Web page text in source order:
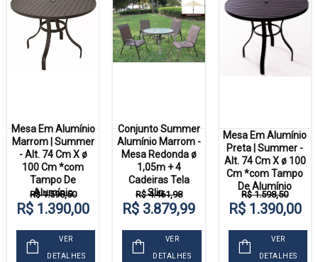
Mesa Em Alumínio
Marrom | Summer
- Alt. 74 Cm X ø
100 Cm *com
Tampo De
Alumínio
R$ 1.598,50
R$ 1.390,00
VER
DETALHES
Conjunto Summer
Alumínio Marrom -
Mesa Redonda ø
1,05m + 4
Cadeiras Tela
Slin...
R$ 4.461,98
R$ 3.879,99
VER
DETALHES
Mesa Em Alumínio
Preta | Summer -
Alt. 74 Cm X ø 100
Cm *com Tampo
De Alumínio
R$ 1.598,50
R$ 1.390,00
VER
DETALHES